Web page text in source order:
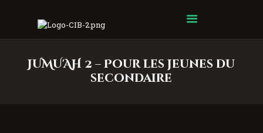
JUMU'AH 2 – Pour les jeunes du
secondaire
Centre Islamique Badr